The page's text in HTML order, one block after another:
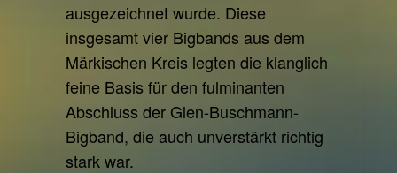
ausgezeichnet wurde. Diese
insgesamt vier Bigbands aus dem
Märkischen Kreis legten die klanglich
feine Basis für den fulminanten
Abschluss der Glen-Buschmann-
Bigband, die auch unverstärkt richtig
stark war.